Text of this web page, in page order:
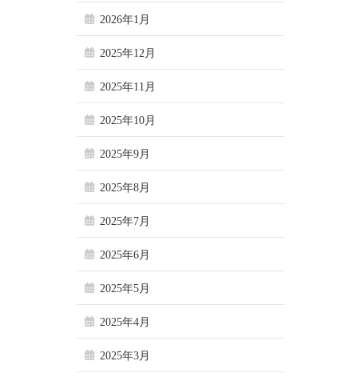
2026年1月
2025年12月
2025年11月
2025年10月
2025年9月
2025年8月
2025年7月
2025年6月
2025年5月
2025年4月
2025年3月